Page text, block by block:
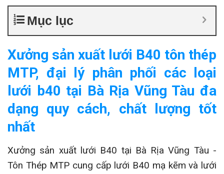
Mục lục
Xưởng sản xuất lưới B40 tôn thép
MTP, đại lý phân phối các loại
lưới b40 tại Bà Rịa Vũng Tàu đa
dạng quy cách, chất lượng tốt
nhất
Xưởng sản xuất lưới B40 tại Bà Rịa Vũng Tàu -
Tôn Thép MTP cung cấp lưới B40 mạ kẽm và lưới